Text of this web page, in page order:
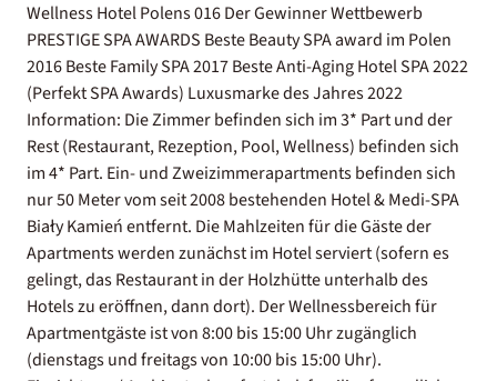
Wellness Hotel Polens 016 Der Gewinner Wettbewerb
PRESTIGE SPA AWARDS Beste Beauty SPA award im Polen
2016 Beste Family SPA 2017 Beste Anti-Aging Hotel SPA 2022
(Perfekt SPA Awards) Luxusmarke des Jahres 2022
Information: Die Zimmer befinden sich im 3* Part und der
Rest (Restaurant, Rezeption, Pool, Wellness) befinden sich
im 4* Part. Ein- und Zweizimmerapartments befinden sich
nur 50 Meter vom seit 2008 bestehenden Hotel & Medi-SPA
Biały Kamień entfernt. Die Mahlzeiten für die Gäste der
Apartments werden zunächst im Hotel serviert (sofern es
gelingt, das Restaurant in der Holzhütte unterhalb des
Hotels zu eröffnen, dann dort). Der Wellnessbereich für
Apartmentgäste ist von 8:00 bis 15:00 Uhr zugänglich
(dienstags und freitags von 10:00 bis 15:00 Uhr).